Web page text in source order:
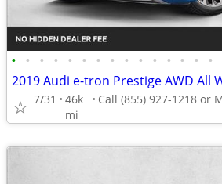
• • • • • • • • • • • • • • •
7/31
46k
mi